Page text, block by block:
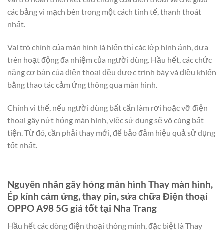
các bảng vi mạch bên trong một cách tinh tế, thanh thoát
nhất.
Vai trò chính của màn hình là hiển thị các lớp hình ảnh, dựa
trên hoạt động đa nhiệm của người dùng. Hầu hết, các chức
năng cơ bản của điện thoại đều được trình bày và điều khiển
bằng thao tác cảm ứng thông qua màn hình.
Chính vì thế, nếu người dùng bất cẩn làm rơi hoặc vỡ điện
thoại gây nứt hỏng màn hình, việc sử dụng sẽ vô cùng bất
tiện. Từ đó, cần phải thay mới, để bảo đảm hiệu quả sử dụng
tốt nhất.
Nguyên nhân gây hỏng màn hình Thay màn hình,
Ép kính cảm ứng, thay pin, sửa chữa Điện thoại
OPPO A98 5G giá tốt tại Nha Trang
Hầu hết các dòng điện thoại thông minh, đặc biệt là Thay